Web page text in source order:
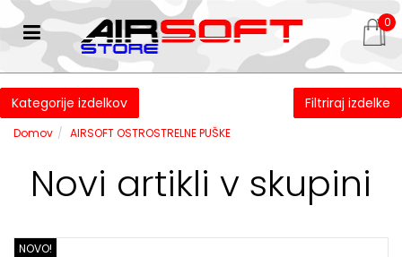
0
Kategorije izdelkov Filtriraj izdelke
Domov AIRSOFT OSTROSTRELNE PUŠKE
Novi artikli v skupini
NOVO!